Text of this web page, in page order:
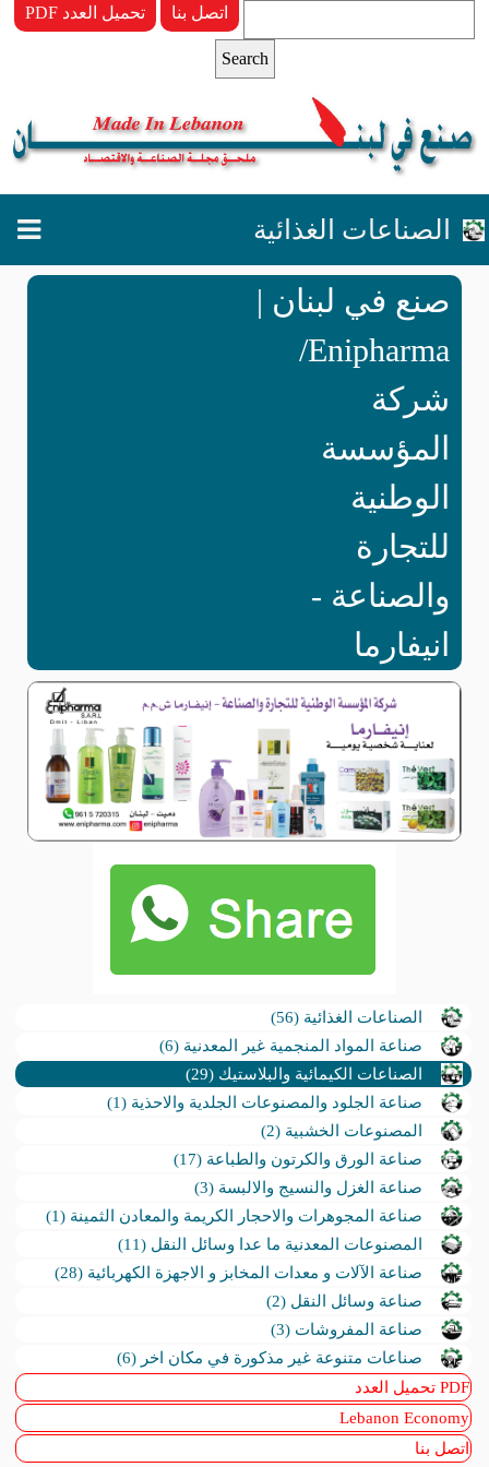
PDF تحميل العدد اتصل بنا
الصناعات الغذائية
صنع في لبنان |
Enipharma/
شركة
المؤسسة
الوطنية
للتجارة
والصناعة -
انيفارما
الصناعات الغذائية (56)
صناعة المواد المنجمية غير المعدنية (6)
الصناعات الكيمائية والبلاستيك (29)
صناعة الجلود والمصنوعات الجلدية والاحذية (1)
المصنوعات الخشبية (2)
صناعة الورق والكرتون والطباعة (17)
صناعة الغزل والنسيج والالبسة (3)
صناعة المجوهرات والاحجار الكريمة والمعادن الثمينة (1)
المصنوعات المعدنية ما عدا وسائل النقل (11)
صناعة الآلات و معدات المخابز و الاجهزة الكهربائية (28)
صناعة وسائل النقل (2)
صناعة المفروشات (3)
صناعات متنوعة غير مذكورة في مكان اخر (6)
PDF تحميل العدد
Lebanon Economy
اتصل بنا